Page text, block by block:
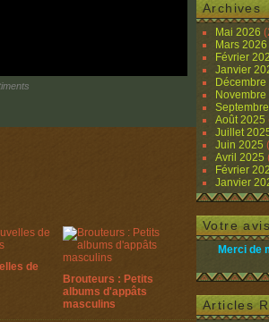
de
Brouteurs : Petits
albums d'appâts
masculins
Archives
Mai 2026
Mars 2026
Février
Janvier
Décembre
Novembre
Août 2025
Juillet
Juin 2025
Avril 2025
Février
Janvier
Votre
Merci de
Articles